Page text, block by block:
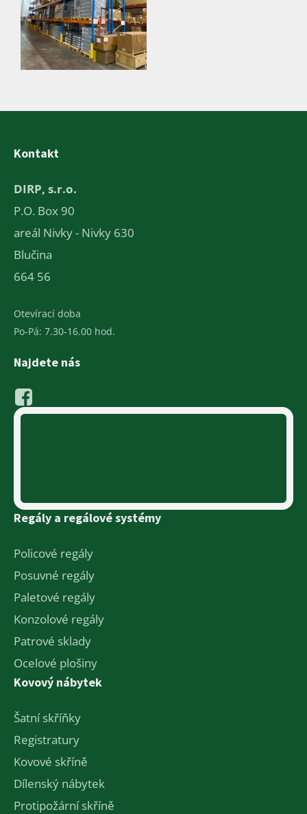
Kontakt
DIRP, s.r.o.
P.O. Box 90
areál Nivky - Nivky 630
Blučina
664 56
Otevírací doba
Po-Pá: 7.30-16.00 hod.
Najdete nás
Regály a regálové systémy
Policové regály
Posuvné regály
Paletové regály
Konzolové regály
Patrové sklady
Ocelové plošiny
Kovový nábytek
Šatní skříňky
Registratury
Kovové skříně
Dílenský nábytek
Protipožární skříně